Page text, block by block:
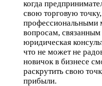
когда
свою торговую
профессиональными
вопросам,
юридическая
что не может не
новичок в бизнесе
раскрутить свою
прибыли.